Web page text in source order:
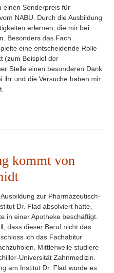
einen Sonderpreis für
NABU. Durch die Ausbildung
erlernen, die mir bei
Besonders das Fach
eine entscheidende Rolle
(zum Beispiel der
Stelle einen besonderen Dank
ihr und die Versuche haben mir
kommt von
zur Pharmazeutisch-
Dr. Flad absolviert hatte,
in einer Apotheke beschäftigt.
dass dieser Beruf nicht das
ich das Fachabitur
Mittlerweile studiere
Universität Zahnmedizin.
am Institut Dr. Flad wurde es